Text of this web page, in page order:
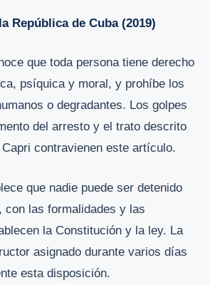
República de Cuba (2019)
que toda persona tiene derecho
psíquica y moral, y prohíbe los
o degradantes. Los golpes
del arresto y el trato descrito
contravienen este artículo.
que nadie puede ser detenido
con las formalidades y las
la Constitución y la ley. La
asignado durante varios días
esta disposición.